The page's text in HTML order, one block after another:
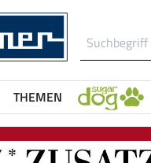
THEMEN